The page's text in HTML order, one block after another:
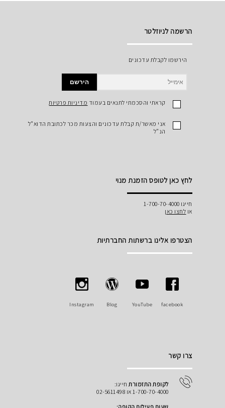
הרשמה לניוזלטר
הירשמו לקבלת עדכונים
קראתי והסכמתי לתנאים בעמודמדיניות פרטיות
אני מאשר/ת קבלת עדכונים והצעות מכר לכתובת הדוא"ל
הנ"ל
לחץ כאן לטופס הזמנת מנוי
לחצו כאן
הצטרפו אלינו ברשתות החברתיות
YouTube
Blog
Instagram
לקופת התזמורתחייגו:
1-700-70-4000 או 02-5611498